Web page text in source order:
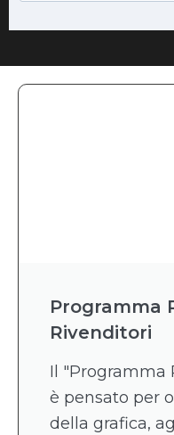
Programma
Rivenditori
Il "Programma
è pensato per
della grafica,